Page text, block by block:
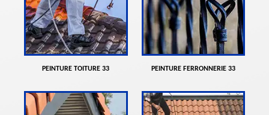
PEINTURE TOITURE 33 PEINTURE FERRONNERIE 33